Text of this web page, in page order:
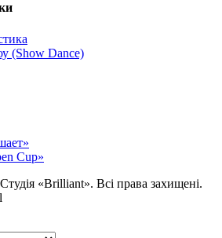
(Show Dance)
Cup»
«Brilliant». Всі права захищені.